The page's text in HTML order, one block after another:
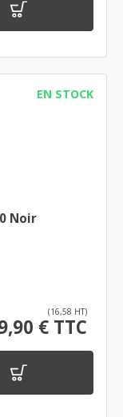
EN STOCK
Noir
(16,58 HT)
€ TTC